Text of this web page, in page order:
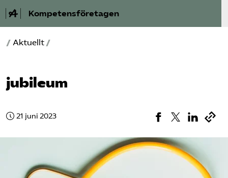
Kompetensföretagen
Aktuellt
A-Ö
/ Aktuellt /
jubileum
21 juni 2023